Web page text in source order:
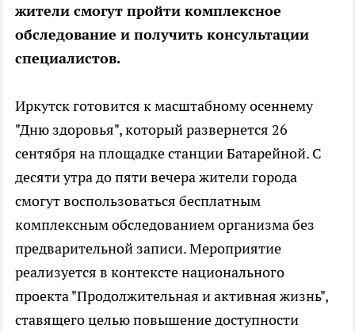
жители смогут пройти комплексное
обследование и получить консультации
специалистов.
Иркутск готовится к масштабному осеннему
"Дню здоровья", который развернется 26
сентября на площадке станции Батарейной. С
десяти утра до пяти вечера жители города
смогут воспользоваться бесплатным
комплексным обследованием организма без
предварительной записи. Мероприятие
реализуется в контексте национального
проекта "Продолжительная и активная жизнь",
ставящего целью повышение доступности